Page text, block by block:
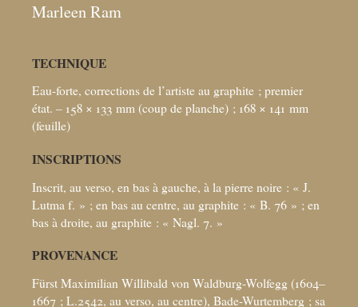
Marleen Ram
TECHNIQUE
Eau-forte, corrections de l’artiste au graphite ; premier
état. – 158 × 133 mm (coup de planche) ; 168 × 141 mm
(feuille)
INSCRIPTIONS
Inscrit, au verso, en bas à gauche, à la pierre noire : « J.
Lutma f. » ; en bas au centre, au graphite : « B. 76 » ; en
bas à droite, au graphite : « Nagl. 7. »
PROVENANCE
Fürst Maximilian Willibald von Waldburg-Wolfegg (1604–
1667 ; L.2542, au verso, au centre), Bade-Wurtemberg ; sa